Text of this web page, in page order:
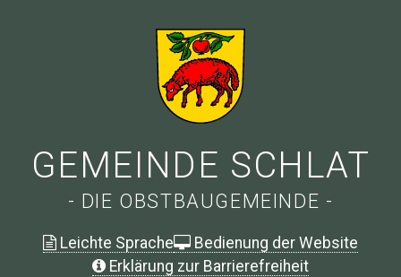
GEMEINDE SCHLAT
- DIE OBSTBAUGEMEINDE -
Leichte Sprache
Bedienung der Website
Erklärung zur Barrierefreiheit